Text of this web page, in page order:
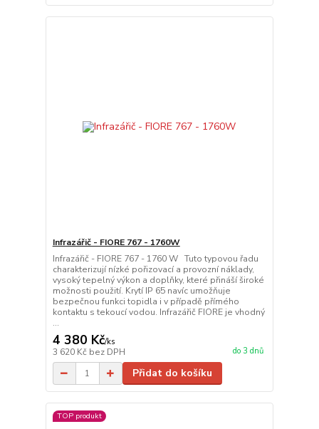
Infrazářič - FIORE 767 - 1760W
Infrazářič - FIORE 767 - 1760 W Tuto typovou řadu
charakterizují nízké pořizovací a provozní náklady,
vysoký tepelný výkon a doplňky, které přináší široké
možnosti použití. Krytí IP 65 navíc umožňuje
bezpečnou funkci topidla i v případě přímého
kontaktu s tekoucí vodou. Infrazářič FIORE je vhodný
...
4 380 Kč/ks
3 620 Kč bez DPH do 3 dnů
Přidat do košíku
TOP produkt